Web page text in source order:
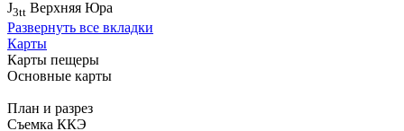
J3tt Верхняя Юра
Развернуть все вкладки
Карты
Карты пещеры
Основные карты
План и разрез
Съемка ККЭ